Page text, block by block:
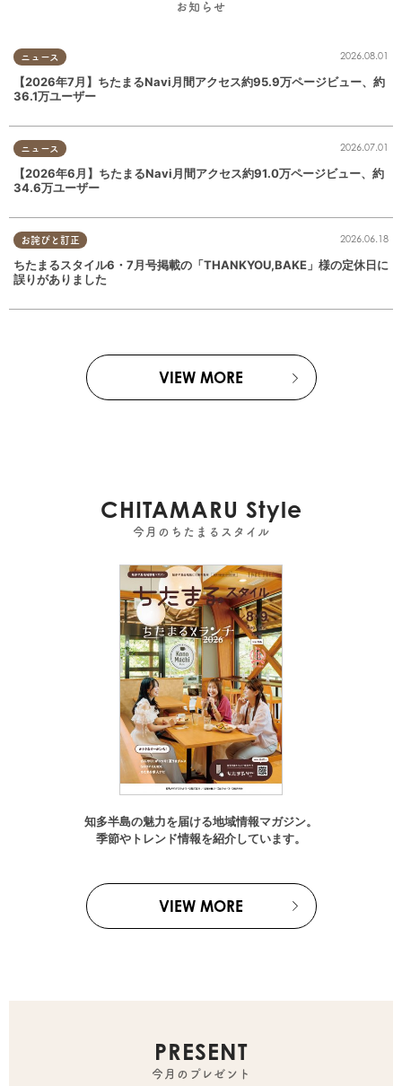
お知らせ
ニュース 2026.08.01
【2026年7月】ちたまるNavi月間アクセス約95.9万ページビュー、約
36.1万ユーザー
ニュース 2026.07.01
【2026年6月】ちたまるNavi月間アクセス約91.0万ページビュー、約
34.6万ユーザー
お詫びと訂正 2026.06.18
ちたまるスタイル6・7月号掲載の「THANKYOU,BAKE」様の定休日に
誤りがありました
VIEW MORE
CHITAMARU Style
今月のちたまるスタイル
知多半島の魅力を届ける地域情報マガジン。
季節やトレンド情報を紹介しています。
VIEW MORE
PRESENT
今月のプレゼント